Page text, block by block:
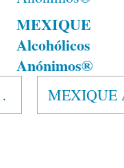
MEXIQUE
Alcohólicos
Anónimos®
Houston...